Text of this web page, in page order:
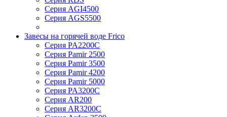
Серия AGI4500
Серия AGS5500
Завесы на горячей воде Frico
Серия PA2200C
Серия Pamir 2500
Серия Pamir 3500
Серия Pamir 4200
Серия Pamir 5000
Серия PA3200C
Серия AR200
Серия AR3200C